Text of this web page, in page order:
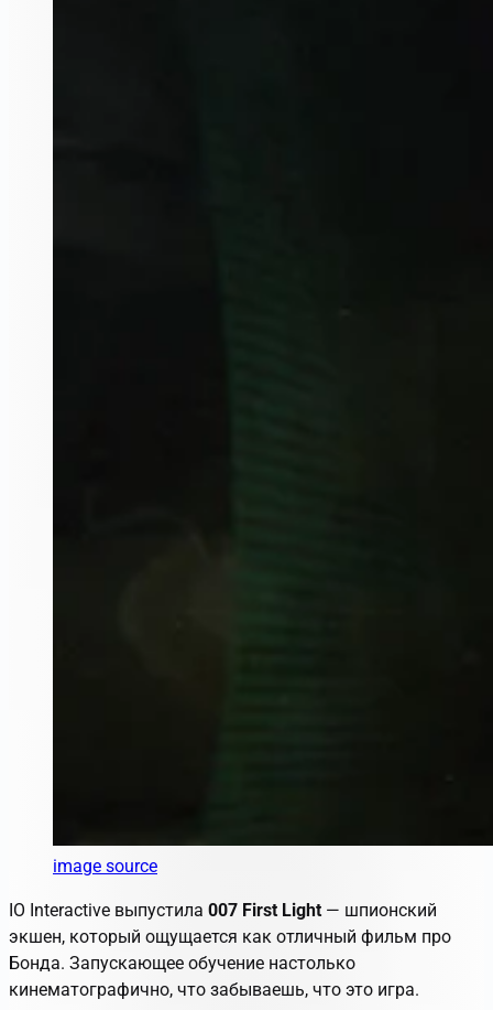
image source
IO Interactive выпустила 007 First Light — шпионский
экшен, который ощущается как отличный фильм про
Бонда. Запускающее обучение настолько
кинематографично, что забываешь, что это игра.